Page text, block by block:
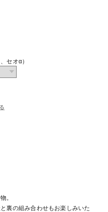
セオα）
。
裏の組み合わせもお楽しみいた